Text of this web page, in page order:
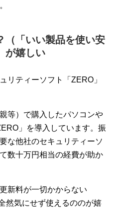
（「いい製品を使い安
が嬉しい
リティーソフト「ZERO」
等）で購入したパソコンや
」を導入しています。振
な他社のセキュリティーソ
数十万円相当の経費が助か
新料が一切かからない
然気にせず使えるののが嬉